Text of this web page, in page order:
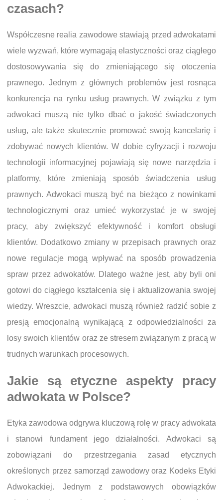
czasach?
Współczesne realia zawodowe stawiają przed adwokatami
wiele wyzwań, które wymagają elastyczności oraz ciągłego
dostosowywania się do zmieniającego się otoczenia
prawnego. Jednym z głównych problemów jest rosnąca
konkurencja na rynku usług prawnych. W związku z tym
adwokaci muszą nie tylko dbać o jakość świadczonych
usług, ale także skutecznie promować swoją kancelarię i
zdobywać nowych klientów. W dobie cyfryzacji i rozwoju
technologii informacyjnej pojawiają się nowe narzędzia i
platformy, które zmieniają sposób świadczenia usług
prawnych. Adwokaci muszą być na bieżąco z nowinkami
technologicznymi oraz umieć wykorzystać je w swojej
pracy, aby zwiększyć efektywność i komfort obsługi
klientów. Dodatkowo zmiany w przepisach prawnych oraz
nowe regulacje mogą wpływać na sposób prowadzenia
spraw przez adwokatów. Dlatego ważne jest, aby byli oni
gotowi do ciągłego kształcenia się i aktualizowania swojej
wiedzy. Wreszcie, adwokaci muszą również radzić sobie z
presją emocjonalną wynikającą z odpowiedzialności za
losy swoich klientów oraz ze stresem związanym z pracą w
trudnych warunkach procesowych.
Jakie są etyczne aspekty pracy
adwokata w Polsce?
Etyka zawodowa odgrywa kluczową rolę w pracy adwokata
i stanowi fundament jego działalności. Adwokaci są
zobowiązani do przestrzegania zasad etycznych
określonych przez samorząd zawodowy oraz Kodeks Etyki
Adwokackiej. Jednym z podstawowych obowiązków